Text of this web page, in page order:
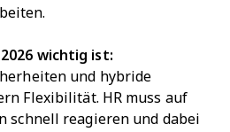
wichtig ist:
und hybride
Flexibilität. HR muss auf
schnell reagieren und dabei